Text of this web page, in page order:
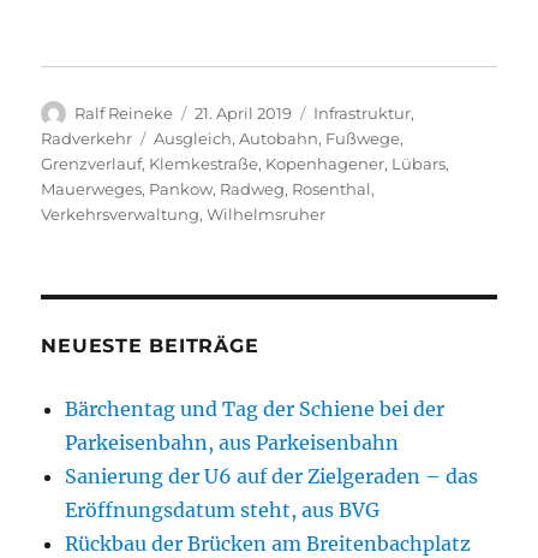
Autor
Ralf Reineke
Veröffentlicht
am
21. April 2019 Kategorien
Infrastruktur,
Radverkehr
Schlagwörter
Ausgleich,Autobahn, Fußwege,
Grenzverlauf, Klemkestraße, Kopenhagener, Lübars,
Mauerweges, Pankow, Radweg, Rosenthal,
Verkehrsverwaltung,Wilhelmsruher
NEUESTE BEITRÄGE
Bärchentag und Tag der Schiene bei der
Parkeisenbahn, aus Parkeisenbahn
Sanierung der U6 auf der Zielgeraden – das
Eröffnungsdatum steht, aus BVG
Rückbau der Brücken am Breitenbachplatz